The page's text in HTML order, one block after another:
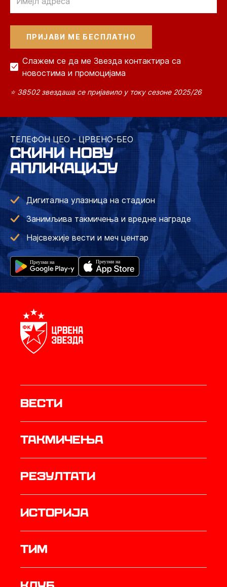
Слажем се да ме Звезда контактира са
новостима и промоцијама
⭐ 38502 звездаша се пријавило у току сезоне 2025/26
ТЕЛЕФОН ЦЕО - ЦРВЕНО-БЕО
СКИНИ НОВУ
АПЛИКАЦИЈУ
Дигитална улазница на стадион
Занимљива такмичења и вредне награде
Најсвежије вести и меч центар
Вести
Такмичења
резултати
историја
ТИМ